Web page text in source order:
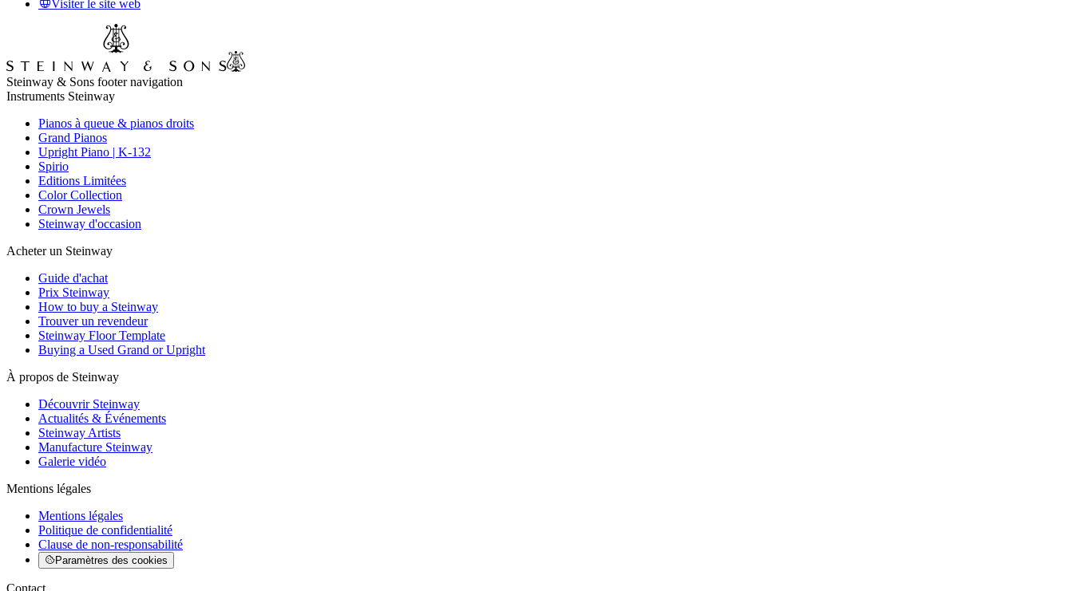
Visiter le site web
Steinway & Sons footer navigation
Instruments Steinway
Pianos à queue & pianos droits
Grand Pianos
Upright Piano | K-132
Spirio
Editions Limitées
Color Collection
Crown Jewels
Steinway d'occasion
Acheter un Steinway
Guide d'achat
Prix Steinway
How to buy a Steinway
Trouver un revendeur
Steinway Floor Template
Buying a Used Grand or Upright
À propos de Steinway
Découvrir Steinway
Actualités & Événements
Steinway Artists
Manufacture Steinway
Galerie vidéo
Mentions légales
Mentions légales
Politique de confidentialité
Clause de non-responsabilité
Paramètres des cookies
Contact